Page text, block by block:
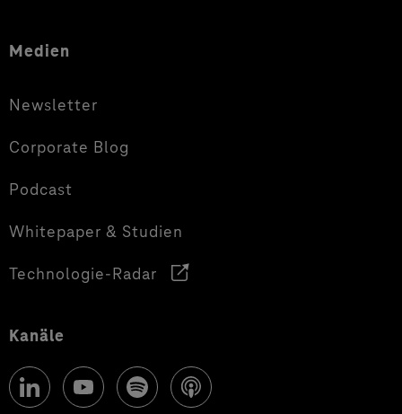
Medien
Newsletter
Corporate Blog
Podcast
Whitepaper & Studien
Technologie-Radar
Kanäle